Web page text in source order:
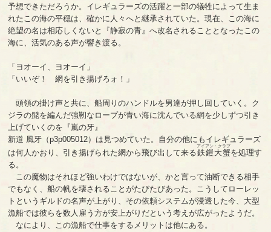
予想できただろうか。イレギュラーズの活躍と一部の犠牲によって生ま
れたこの海の平穏は、確かに人々へと継承されていた。現在、この海に
絶望の名は相応しくないと『静寂の青』へ改名されることとなったこの
海に、活気のある声が響き渡る。
「ヨオーイ、ヨオーイ」
「いいぞ！ 網を引き揚げろォ！」
頭領の掛け声と共に、船周りのハンドルを男達が押し回していく。ク
ジラの髭を編んだ強靭なロープが青い海に沈んでいる網を少しずつ引き
上げていくのを『嵐の牙』
新道 風牙（p3p005012）は見つめていた。自分の他にもイレギュラーズ
は何人かおり、引き揚げられた網から飛び出して来る鉄鎧大蟹
アイアン・クラブ
を処理す
る。
この魔物はそれほど強いわけではないが、かと言って油断できる相手
でもなく、船の帆を壊されることがたびたびあった。こうしてローレッ
トというギルドの名声が上がり、その依頼システムが浸透した今、大型
漁船では彼らを数人雇う方が安上がりだという考えが広がったようだ。
なにより、この漁船で仕事をするメリットは他にある。